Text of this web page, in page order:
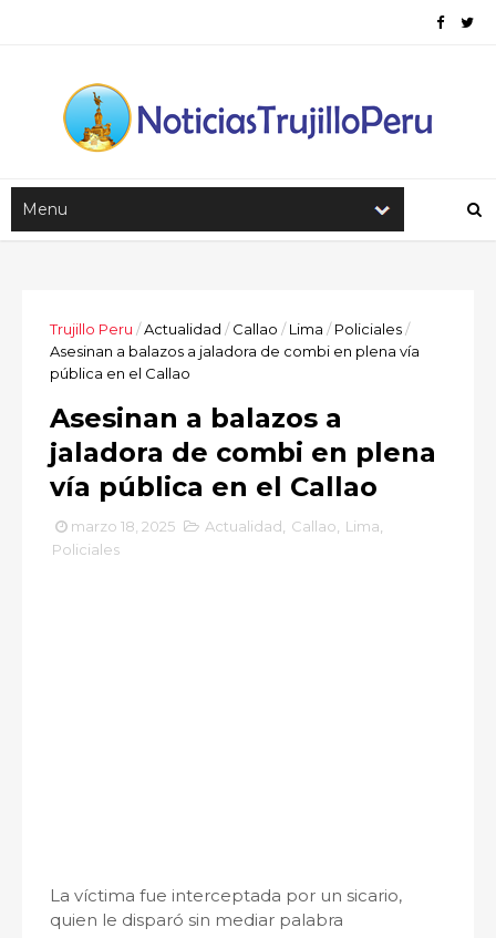
Trujillo Peru /Actualidad / Callao / Lima / Policiales/
Asesinan a balazos a jaladora de combi en plena vía
pública en el Callao
Asesinan a balazos a
jaladora de combi en plena
vía pública en el Callao
marzo 18, 2025 Actualidad Callao Lima
Policiales
La víctima fue interceptada por un sicario,
quien le disparó sin mediar palabra